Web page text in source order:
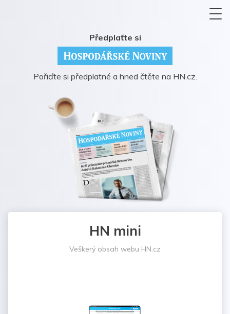
Předplaťte si
Pořiďte si předplatné a hned čtěte na HN.cz.
HN mini
Veškerý obsah webu HN.cz